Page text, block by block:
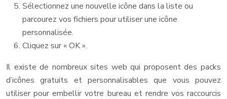
Sélectionnez une nouvelle icône dans la liste ou
parcourez vos fichiers pour utiliser une icône
personnalisée.
Cliquez sur « OK ».
Il existe de nombreux sites web qui proposent des packs
d’icônes gratuits et personnalisables que vous pouvez
utiliser pour embellir votre bureau et rendre vos raccourcis